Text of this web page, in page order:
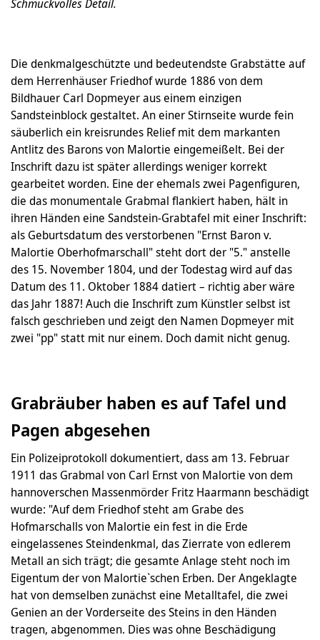
Schmuckvolles Detail.
Die denkmalgeschützte und bedeutendste Grabstätte auf
dem Herrenhäuser Friedhof wurde 1886 von dem
Bildhauer Carl Dopmeyer aus einem einzigen
Sandsteinblock gestaltet. An einer Stirnseite wurde fein
säuberlich ein kreisrundes Relief mit dem markanten
Antlitz des Barons von Malortie eingemeißelt. Bei der
Inschrift dazu ist später allerdings weniger korrekt
gearbeitet worden. Eine der ehemals zwei Pagenfiguren,
die das monumentale Grabmal flankiert haben, hält in
ihren Händen eine Sandstein-Grabtafel mit einer Inschrift:
als Geburtsdatum des verstorbenen "Ernst Baron v.
Malortie Oberhofmarschall" steht dort der "5." anstelle
des 15. November 1804, und der Todestag wird auf das
Datum des 11. Oktober 1884 datiert – richtig aber wäre
das Jahr 1887! Auch die Inschrift zum Künstler selbst ist
falsch geschrieben und zeigt den Namen Dopmeyer mit
zwei "pp" statt mit nur einem. Doch damit nicht genug.
Grabräuber haben es auf Tafel und
Pagen abgesehen
Ein Polizeiprotokoll dokumentiert, dass am 13. Februar
1911 das Grabmal von Carl Ernst von Malortie von dem
hannoverschen Massenmörder Fritz Haarmann beschädigt
wurde: "Auf dem Friedhof steht am Grabe des
Hofmarschalls von Malortie ein fest in die Erde
eingelassenes Steindenkmal, das Zierrate von edlerem
Metall an sich trägt; die gesamte Anlage steht noch im
Eigentum der von Malortie`schen Erben. Der Angeklagte
hat von demselben zunächst eine Metalltafel, die zwei
Genien an der Vorderseite des Steins in den Händen
tragen, abgenommen. Dies was ohne Beschädigung